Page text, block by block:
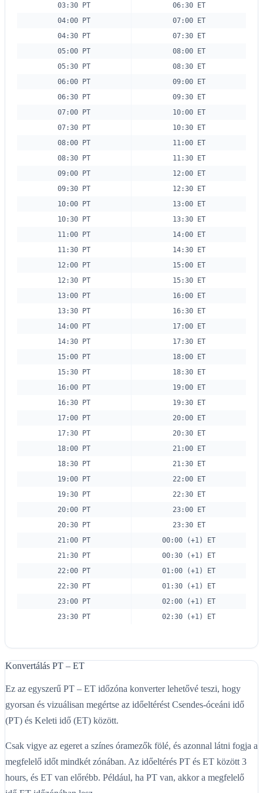
03:30 PT
06:30 ET
04:00 PT
07:00 ET
04:30 PT
07:30 ET
05:00 PT
08:00 ET
05:30 PT
08:30 ET
06:00 PT
09:00 ET
06:30 PT
09:30 ET
07:00 PT
10:00 ET
07:30 PT
10:30 ET
08:00 PT
11:00 ET
08:30 PT
11:30 ET
09:00 PT
12:00 ET
09:30 PT
12:30 ET
10:00 PT
13:00 ET
10:30 PT
13:30 ET
11:00 PT
14:00 ET
11:30 PT
14:30 ET
12:00 PT
15:00 ET
12:30 PT
15:30 ET
13:00 PT
16:00 ET
13:30 PT
16:30 ET
14:00 PT
17:00 ET
14:30 PT
17:30 ET
15:00 PT
18:00 ET
15:30 PT
18:30 ET
16:00 PT
19:00 ET
16:30 PT
19:30 ET
17:00 PT
20:00 ET
17:30 PT
20:30 ET
18:00 PT
21:00 ET
18:30 PT
21:30 ET
19:00 PT
22:00 ET
19:30 PT
22:30 ET
20:00 PT
23:00 ET
20:30 PT
23:30 ET
21:00 PT
00:00 (+1) ET
21:30 PT
00:30 (+1) ET
22:00 PT
01:00 (+1) ET
22:30 PT
01:30 (+1) ET
23:00 PT
02:00 (+1) ET
23:30 PT
02:30 (+1) ET
Konvertálás PT – ET
Ez az egyszerű PT – ET időzóna konverter lehetővé teszi, hogy
gyorsan és vizuálisan megértse az időeltérést Csendes-óceáni idő
(PT) és Keleti idő (ET) között.
Csak vigye az egeret a színes óramezők fölé, és azonnal látni fogja a
megfelelő időt mindkét zónában. Az időeltérés PT és ET között 3
hours, és ET van előrébb. Például, ha PT van, akkor a megfelelő